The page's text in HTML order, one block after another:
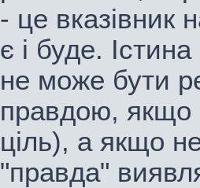
- це вказівник
є і буде.
не може бути
правдою, якщо
ціль), а якщо
"правда"